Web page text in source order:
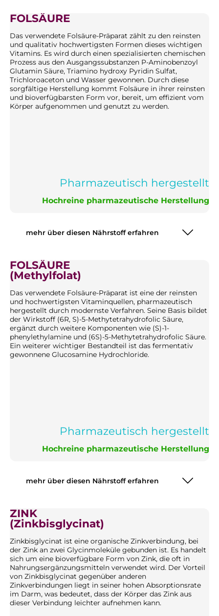
FOLSÄURE
Das verwendete Folsäure-Präparat zählt zu den reinsten
und qualitativ hochwertigsten Formen dieses wichtigen
Vitamins. Es wird durch einen spezialisierten chemischen
Prozess aus den Ausgangssubstanzen P-Aminobenzoyl
Glutamin Säure, Triamino hydroxy Pyridin Sulfat,
Trichloroaceton und Wasser gewonnen. Durch diese
sorgfältige Herstellung kommt Folsäure in ihrer reinsten
und bioverfügbarsten Form vor, bereit, um effizient vom
Körper aufgenommen und genutzt zu werden.
Pharmazeutisch hergestellt
Hochreine pharmazeutische Herstellung
mehr über diesen Nährstoff erfahren
FOLSÄURE
(Methylfolat)
Das verwendete Folsäure-Präparat ist eine der reinsten
und hochwertigsten Vitaminquellen, pharmazeutisch
hergestellt durch modernste Verfahren. Seine Basis bildet
der Wirkstoff (6R, S)-5-Methytetrahydrofolic Säure,
ergänzt durch weitere Komponenten wie (S)-1-
phenylethylamine und (6S)-5-Methytetrahydrofolic Säure.
Ein weiterer wichtiger Bestandteil ist das fermentativ
gewonnene Glucosamine Hydrochloride.
Pharmazeutisch hergestellt
Hochreine pharmazeutische Herstellung
mehr über diesen Nährstoff erfahren
ZINK
(Zinkbisglycinat)
Zinkbisglycinat ist eine organische Zinkverbindung, bei
der Zink an zwei Glycinmoleküle gebunden ist. Es handelt
sich um eine bioverfügbare Form von Zink, die oft in
Nahrungsergänzungsmitteln verwendet wird. Der Vorteil
von Zinkbisglycinat gegenüber anderen
Zinkverbindungen liegt in seiner hohen Absorptionsrate
im Darm, was bedeutet, dass der Körper das Zink aus
dieser Verbindung leichter aufnehmen kann.